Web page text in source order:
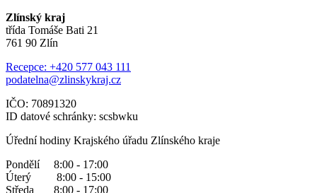
Zlínský kraj
třída Tomáše Bati 21
761 90 Zlín
Recepce: +420 577 043 111
podatelna@zlinskykraj.cz
IČO: 70891320
ID datové schránky: scsbwku
Úřední hodiny Krajského úřadu Zlínského kraje
Pondělí 8:00 - 17:00
Úterý 8:00 - 15:00
Středa 8:00 - 17:00